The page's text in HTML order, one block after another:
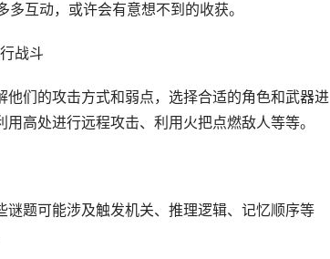
互动，或许会有意想不到的收获。
战斗
们的攻击方式和弱点，选择合适的角色和武器进
高处进行远程攻击、利用火把点燃敌人等等。
题可能涉及触发机关、推理逻辑、记忆顺序等